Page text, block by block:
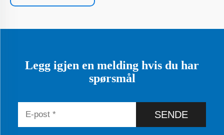
Legg igjen en melding hvis du har
spørsmål
SENDE